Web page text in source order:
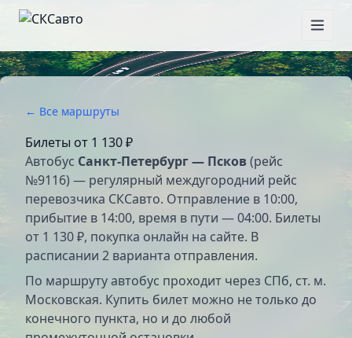
← Все маршруты
Билеты от 1 130 ₽
Автобус Санкт-Петербург — Псков(рейс
№9116) — регулярный междугородний рейс
перевозчика СКСавто. Отправление в 10:00,
прибытие в 14:00, время в пути — 04:00. Билеты
от 1 130 ₽, покупка онлайн на сайте. В
расписании 2 варианта отправления.
По маршруту автобус проходит через СПб, ст. м.
Московская. Купить билет можно не только до
конечного пункта, но и до любой